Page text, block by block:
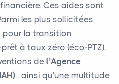
Ces aides sont
les plus sollicitées
pour la transition
à taux zéro (éco-PTZ),
de l’Agence
, ainsi qu'une multitude